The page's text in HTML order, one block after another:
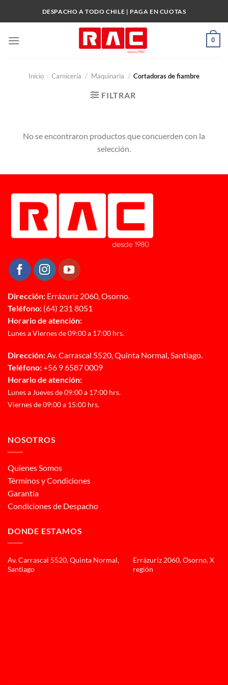
DESPACHO A TODO CHILE | PAGA EN CUOTAS
0
Inicio / Carnicería / Maquinaria / Cortadoras de fiambre
FILTRAR
No se encontraron productos que concuerden con la
selección.
Dirección: Errázuriz 2060, Osorno.
Teléfono: (64) 231 8051
Horario de atención:
Lunes a Viernes de 09:00 a 17:00 hrs.
Dirección:Av. Carrascal 5520, Quinta Normal, Santiago.
Teléfono:+56 9 6587 0009
Horario de atención:
Lunes a Jueves de 09:00 a 17:00 hrs.
Viernes de 09:00 a 15:00 hrs.
NOSOTROS
Quienes Somos
Términos y Condiciones
Garantía
Condiciones de Despacho
DONDE ESTAMOS
Av. Carrascal 5520, Quinta Normal,
Santiago
Errázuriz 2060, Osorno, X
región